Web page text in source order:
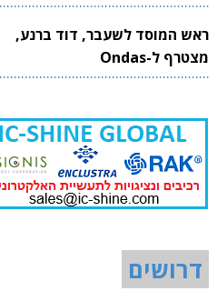
ראש המוסד לשעבר, דוד ברנע,
מצטרף ל-Ondas
דרושים